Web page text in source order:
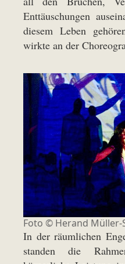
Enttäuschungen
diesem Leben
wirkte an der
Foto © Herand Müller-
In der räumlichen
standen die